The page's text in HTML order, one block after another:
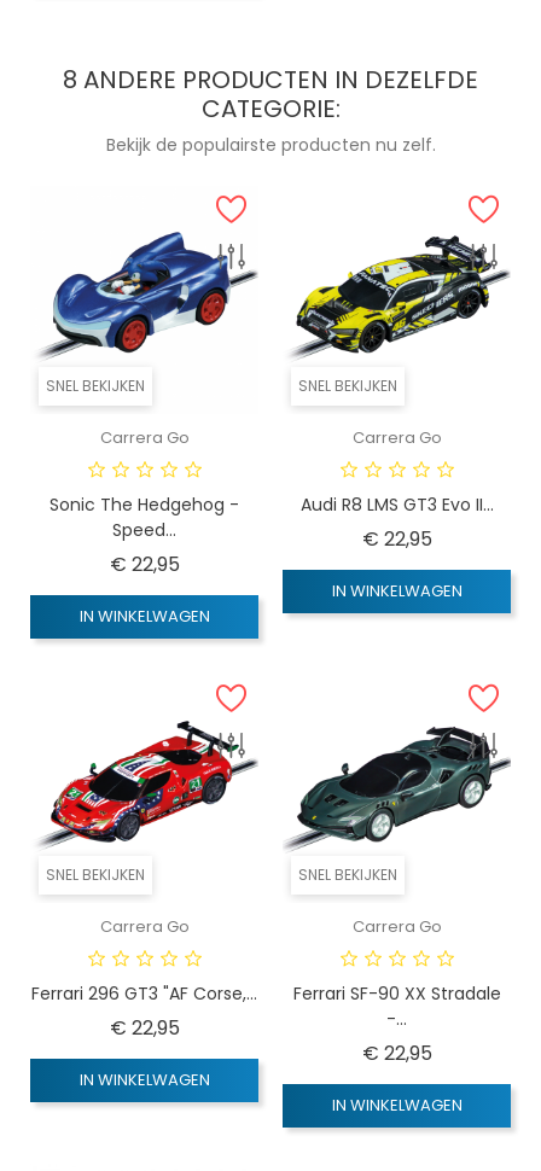
8 ANDERE PRODUCTEN IN DEZELFDE
CATEGORIE:
Bekijk de populairste producten nu zelf.
SNEL BEKIJKEN
Carrera Go
Sonic The Hedgehog -
Speed...
€ 22,95Prijs
IN WINKELWAGEN
SNEL BEKIJKEN
Carrera Go
Audi R8 LMS GT3 Evo II...
€ 22,95Prijs
IN WINKELWAGEN
SNEL BEKIJKEN
Carrera Go
Ferrari 296 GT3 "AF Corse,...
€ 22,95Prijs
IN WINKELWAGEN
SNEL BEKIJKEN
Carrera Go
Ferrari SF-90 XX Stradale
-...
€ 22,95Prijs
IN WINKELWAGEN